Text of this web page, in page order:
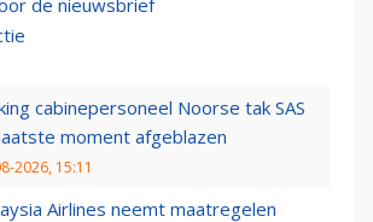
cabinepersoneel Noorse tak SAS
moment afgeblazen
2026, 15:11
Airlines neemt maatregelen